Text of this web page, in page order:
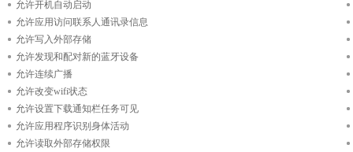
允许开机自动启动
允许应用访问联系人通讯录信息
允许写入外部存储
允许发现和配对新的蓝牙设备
允许连续广播
允许改变wifi状态
允许设置下载通知栏任务可见
允许应用程序识别身体活动
允许读取外部存储权限